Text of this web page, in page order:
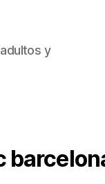
y